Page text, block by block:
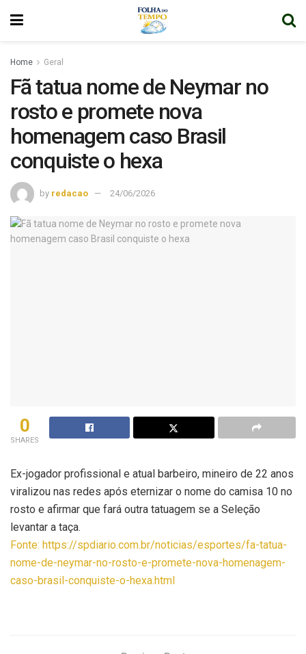
Home Geral
Fã tatua nome de Neymar no
rosto e promete nova
homenagem caso Brasil
conquiste o hexa
by redacao 24/06/2026
0
SHARES
Ex-jogador profissional e atual barbeiro, mineiro de 22 anos
viralizou nas redes após eternizar o nome do camisa 10 no
rosto e afirmar que fará outra tatuagem se a Seleção
levantar a taça.
Fonte: https://spdiario.com.br/noticias/esportes/fa-tatua-
nome-de-neymar-no-rosto-e-promete-nova-homenagem-
caso-brasil-conquiste-o-hexa.html